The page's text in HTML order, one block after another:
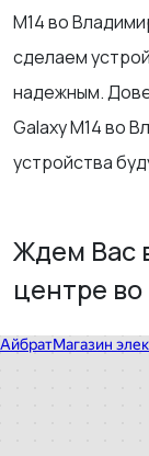
M14 во
сделаем
надежным.
Galaxy M14 во
устройства
Ждем Вас
центре